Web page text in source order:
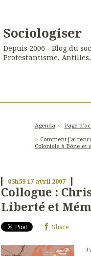
Sociologiser
Depuis 2006 - Blog du
Protestantisme,
Agenda
Page
Comment j’ai
Coloniale à Böne et
05h5917 avril 2007
Collogue :
Liberté et
Share